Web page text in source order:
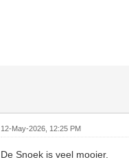
12-May-2026, 12:25 PM
De Snoek is veel mooier.